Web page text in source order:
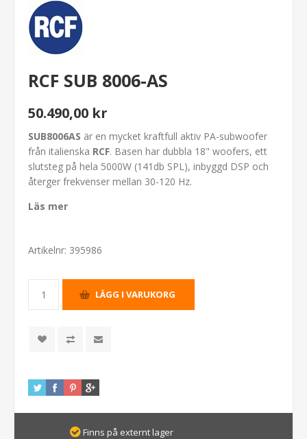
RCF SUB 8006-AS
50.490,00 kr
SUB8006AS är en mycket kraftfull aktiv PA-subwoofer
från italienska RCF. Basen har dubbla 18" woofers, ett
slutsteg på hela 5000W (141db SPL), inbyggd DSP och
återger frekvenser mellan 30-120 Hz.
Läs mer
Artikelnr: 395986
Finns på externt lager